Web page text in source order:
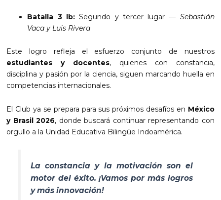
Batalla 3 lb:Segundo y tercer lugar — Sebastián
Vaca y Luis Rivera
Este logro refleja el esfuerzo conjunto de nuestros
estudiantes y docentes, quienes con constancia,
disciplina y pasión por la ciencia, siguen marcando huella en
competencias internacionales.
El Club ya se prepara para sus próximos desafíos en México
y Brasil 2026, donde buscará continuar representando con
orgullo a la Unidad Educativa Bilingüe Indoamérica.
La constancia y la motivación son el
motor del éxito. ¡Vamos por más logros
y más innovación!